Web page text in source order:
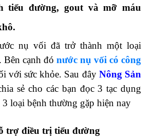
tiểu đường, gout và mỡ máu
nụ vối đã trở thành một loại
Bên cạnh đó nước nụ vối có công
với sức khỏe. Sau đây Nông Sản
sẻ cho các bạn đọc 3 tạc dụng
loại bệnh thường gặp hiện nay
trợ điều trị tiểu đường